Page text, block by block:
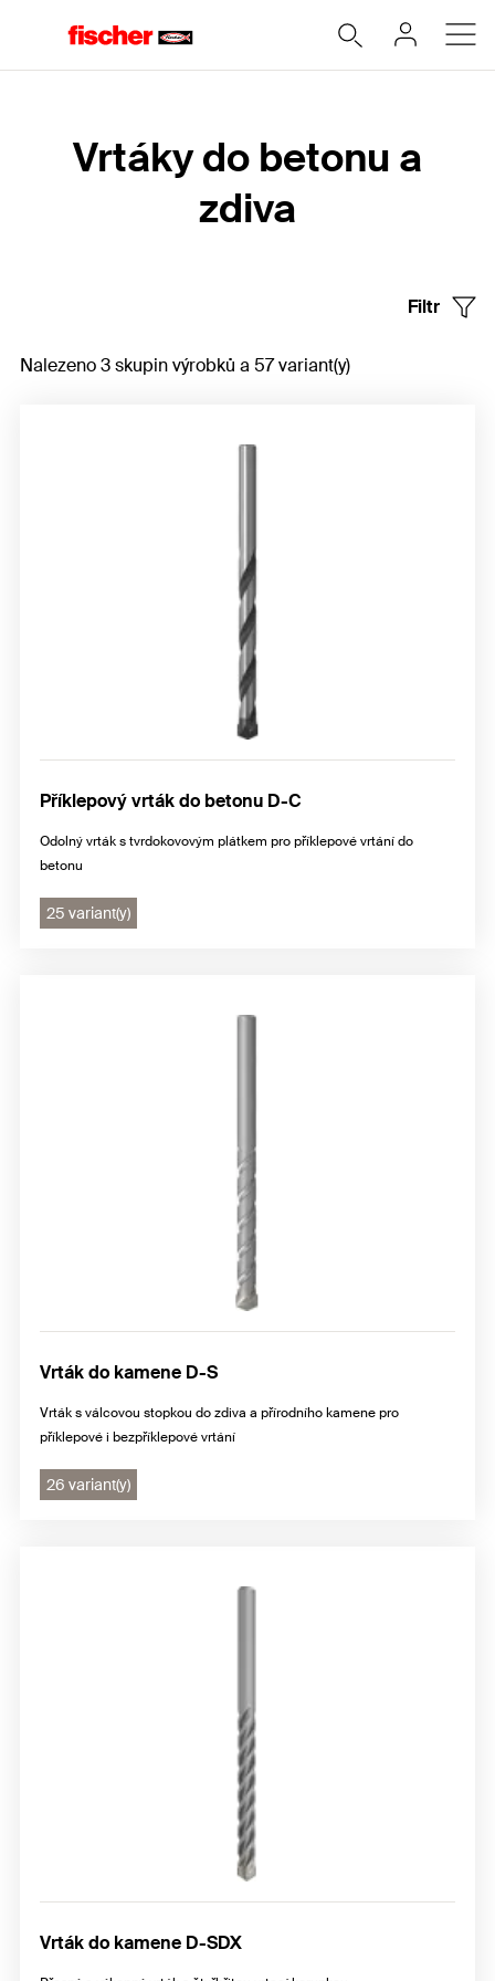
Vrtáky do betonu a
zdiva
Filtr
Nalezeno 3 skupin výrobků a 57 variant(y)
Příklepový vrták do betonu D-C
Odolný vrták s tvrdokovovým plátkem pro příklepové vrtání do
betonu
25 variant(y)
Vrták do kamene D-S
Vrták s válcovou stopkou do zdiva a přírodního kamene pro
příklepové i bezpříklepové vrtání
26 variant(y)
Vrták do kamene D-SDX